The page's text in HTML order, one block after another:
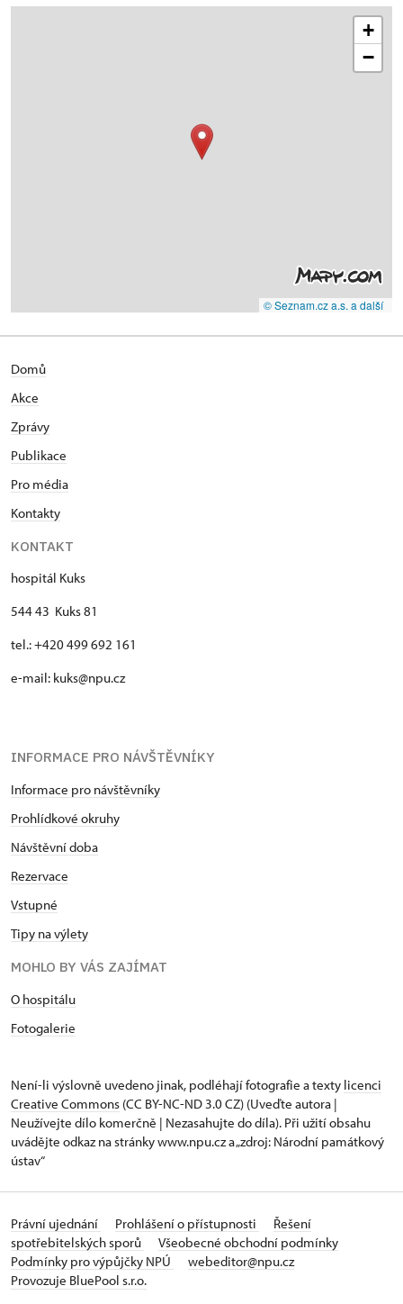
+
−
© Seznam.cz a.s. a další
Domů
Akce
Zprávy
Publikace
Pro média
Kontakty
KONTAKT
hospitál Kuks
544 43 Kuks 81
tel.: +420 499 692 161
e-mail: kuks@npu.cz
INFORMACE PRO NÁVŠTĚVNÍKY
Informace pro návštěvníky
Prohlídkové okruhy
Návštěvní doba
Rezervace
Vstupné
Tipy na výlety
MOHLO BY VÁS ZAJÍMAT
O hospitálu
Fotogalerie
Není-li výslovně uvedeno jinak, podléhají fotografie a texty licenci
Creative Commons (CC BY-NC-ND 3.0 CZ) (Uveďte autora |
Neužívejte dílo komerčně | Nezasahujte do díla). Při užití obsahu
uvádějte odkaz na stránky www.npu.cz a „zdroj: Národní památkový
ústav“
Právní ujednání Prohlášení o přístupnosti
Řešení
spotřebitelských sporů
Všeobecné obchodní podmínky
Podmínky pro výpůjčky NPÚ
webeditor@npu.cz
Provozuje BluePool s.r.o.